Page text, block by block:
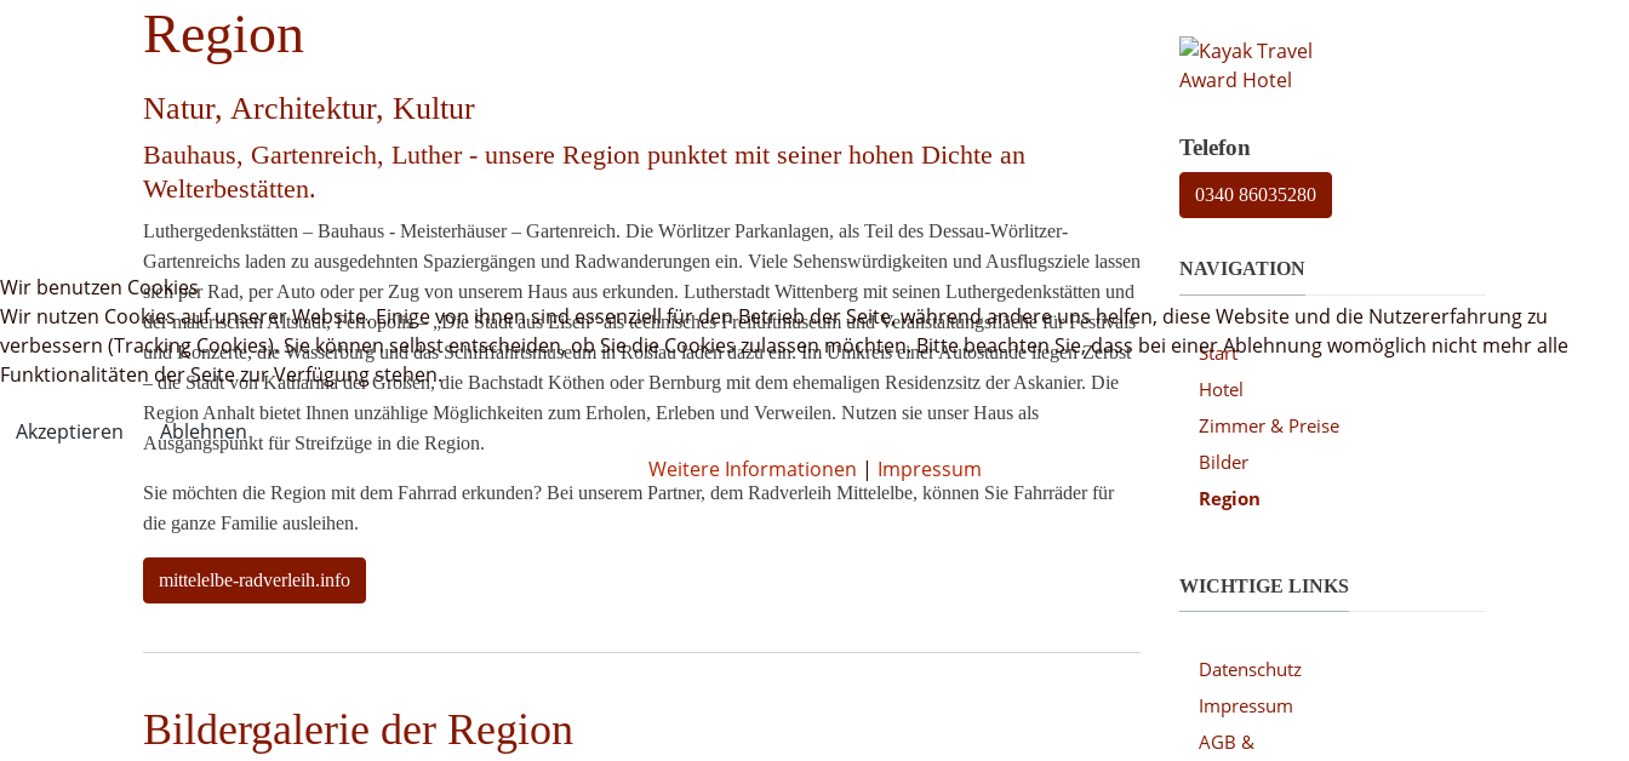
Region
Natur, Architektur, Kultur
Bauhaus, Gartenreich, Luther - unsere Region punktet mit seiner hohen Dichte an
Welterbestätten.
Luthergedenkstätten – Bauhaus - Meisterhäuser – Gartenreich. Die Wörlitzer Parkanlagen, als Teil des Dessau-Wörlitzer-
Gartenreichs laden zu ausgedehnten Spaziergängen und Radwanderungen ein. Viele Sehenswürdigkeiten und Ausflugsziele lassen
sich per Rad, per Auto oder per Zug von unserem Haus aus erkunden. Lutherstadt Wittenberg mit seinen Luthergedenkstätten und
der malerischen Altstadt, Ferropolis – „Die Stadt aus Eisen“ als technisches Freiluftmuseum und Veranstaltungsfläche für Festivals
und Konzerte, die Wasserburg und das Schifffahrtsmuseum in Roßlau laden dazu ein. Im Umkreis einer Autostunde liegen Zerbst
– die Stadt von Katharina der Großen, die Bachstadt Köthen oder Bernburg mit dem ehemaligen Residenzsitz der Askanier. Die
Region Anhalt bietet Ihnen unzählige Möglichkeiten zum Erholen, Erleben und Verweilen. Nutzen sie unser Haus als
Ausgangspunkt für Streifzüge in die Region.
Sie möchten die Region mit dem Fahrrad erkunden? Bei unserem Partner, dem Radverleih Mittelelbe, können Sie Fahrräder für
die ganze Familie ausleihen.
mittelelbe-radverleih.info
Bildergalerie der Region
Telefon
0340 86035280
NAVIGATION
Start
Hotel
Zimmer & Preise
Bilder
Region
WICHTIGE LINKS
Datenschutz
Impressum
AGB &
Wir benutzen Cookies
Wir nutzen Cookies auf unserer Website. Einige von ihnen sind essenziell für den Betrieb der Seite, während andere uns helfen, diese Website und die Nutzererfahrung zu
verbessern (Tracking Cookies). Sie können selbst entscheiden, ob Sie die Cookies zulassen möchten. Bitte beachten Sie, dass bei einer Ablehnung womöglich nicht mehr alle
Funktionalitäten der Seite zur Verfügung stehen.
Akzeptieren
Ablehnen
Weitere Informationen | Impressum